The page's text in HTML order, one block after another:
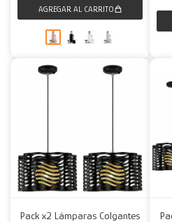
Pack x2 Lámparas Colgantes